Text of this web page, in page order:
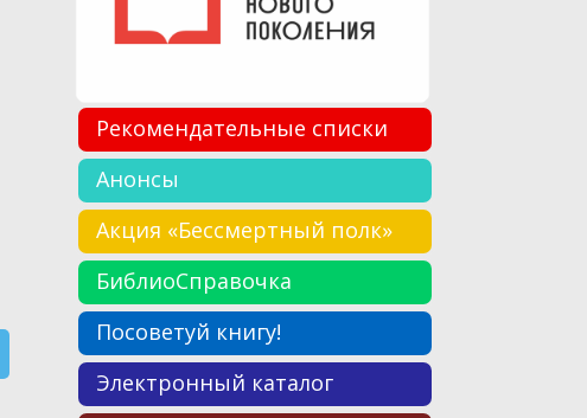
Рекомендательные списки
Анонсы
Акция «Бессмертный полк»
БиблиоСправочка
Посоветуй книгу!
Электронный каталог